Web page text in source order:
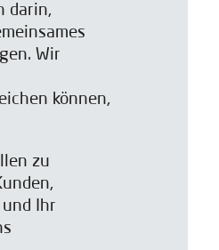
darin,
Wir
können,
zu
Ihr